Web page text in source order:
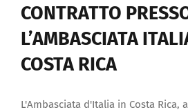
REGISTRATI
CONTRATTO
L’AMBASCIATA
COSTA RICA
L'Ambasciata d'Italia in Costa Rica,